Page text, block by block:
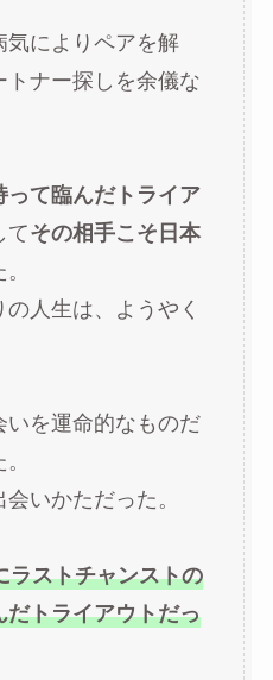
気によりペアを解
ナー探しを余儀な
って臨んだトライア
てその相手こそ日本
人生は、ようやく
いを運命的なものだ
いかただった。
ラストチャンストの
トライアウトだっ